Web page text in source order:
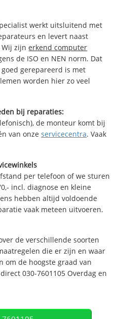
werkt uitsluitend met
en levert naast
Wij zijnerkend computer
de ISO en NEN norm. Dat
gerepareerd is met
worden hier zo veel
bij reparaties:
de monteur komt bij
van onzeservicecentra. Vaak
per telefoon of we sturen
incl. diagnose en kleine
hebben altijd voldoende
vaak meteen uitvoeren.
de verschillende soorten
die er zijn en waar
om de hoogste graad van
030-7601105 Overdag en